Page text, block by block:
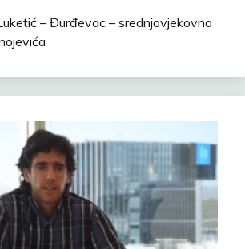
– Đurđevac – srednjovjekovno